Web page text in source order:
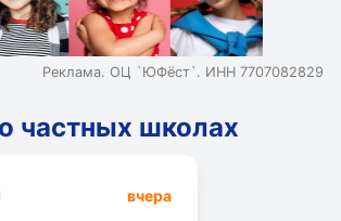
Реклама. ОЦ `ЮФёст`. ИНН 7707082829
частных школах
вчера